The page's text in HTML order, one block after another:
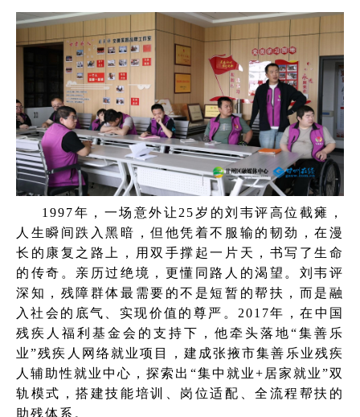
1997年，一场意外让25岁的刘韦评高位截瘫，
人生瞬间跌入黑暗，但他凭着不服输的韧劲，在漫
长的康复之路上，用双手撑起一片天，书写了生命
的传奇。亲历过绝境，更懂同路人的渴望。刘韦评
深知，残障群体最需要的不是短暂的帮扶，而是融
入社会的底气、实现价值的尊严。2017年，在中国
残疾人福利基金会的支持下，他牵头落地“集善乐
业”残疾人网络就业项目，建成张掖市集善乐业残疾
人辅助性就业中心，探索出“集中就业+居家就业”双
轨模式，搭建技能培训、岗位适配、全流程帮扶的
助残体系。